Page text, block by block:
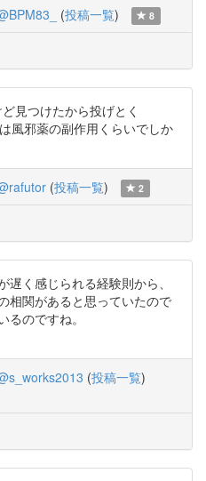
(投稿一覧) 8
見つけたから投げとく
風邪薬の副作用くらいでしか
(投稿一覧) 2
く感じられる経験則から、
相関があると思っていたので
のですね。
(投稿一覧)